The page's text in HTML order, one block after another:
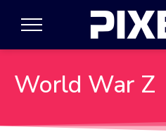
World War Z